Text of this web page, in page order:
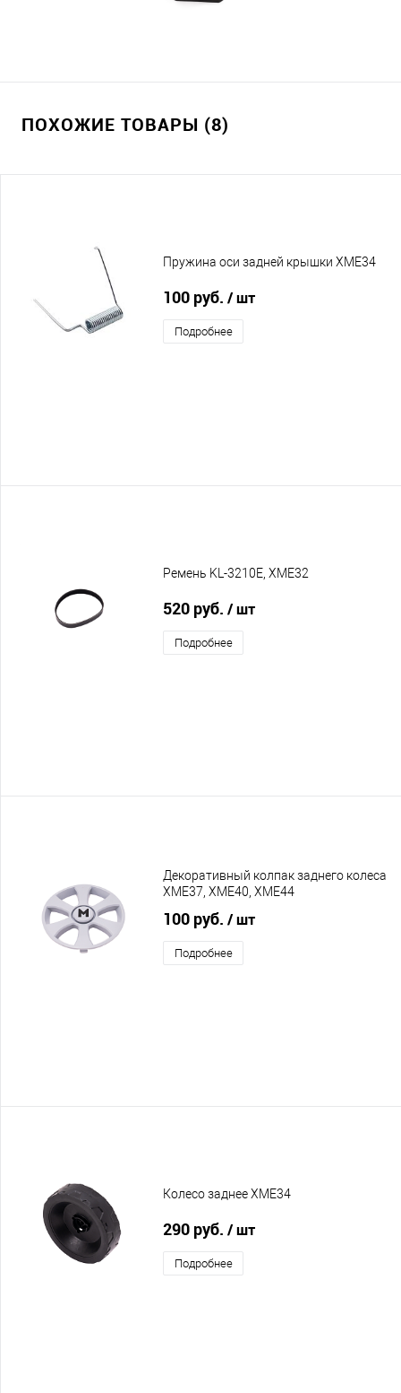
ПОХОЖИЕ ТОВАРЫ (8)
Пружина оси задней крышки XME34
100 руб. / шт
Подробнее
Ремень KL-3210E, XME32
520 руб. / шт
Подробнее
Декоративный колпак заднего колеса
XME37, XME40, XME44
100 руб. / шт
Подробнее
Колесо заднее XME34
290 руб. / шт
Подробнее